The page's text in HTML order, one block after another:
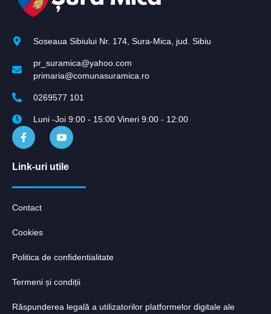
Soseaua Sibiului Nr. 174, Sura-Mica, jud. Sibiu
pr_suramica@yahoo.com
primaria@comunasuramica.ro
0269577 101
Luni -Joi 9:00 - 15:00 Vineri 9:00 - 12:00
Link-uri utile
Contact
Cookies
Politica de confidentialitate
Termeni și condiții
Răspunderea legală a utilizatorilor platformelor digitale ale